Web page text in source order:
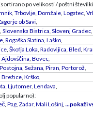
po velikosti / poštni
, Trbovlje, Domžale, Logatec,
ob Savi,
, Slovenska Bistrica, Slovenj Gradec,
, Rogaška Slatina, Laško,
, Škofja Loka, Radovljica, Bled,
Ajdovščina, Bovec,
Postojna, Sežana, Piran, Portorož,
Brežice, Krško,
, Ljutomer, Lendava,
popularno):
, Pag, Zadar, Mali Lošinj, ...pokaži